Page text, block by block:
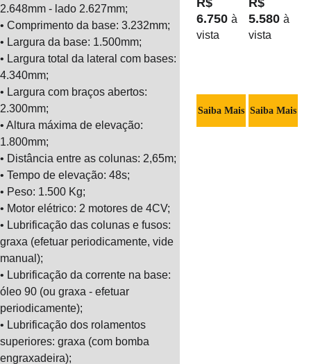
2.648mm - lado 2.627mm;
• Comprimento da base: 3.232mm;
• Largura da base: 1.500mm;
• Largura total da lateral com bases:
4.340mm;
• Largura com braços abertos:
2.300mm;
• Altura máxima de elevação:
1.800mm;
• Distância entre as colunas: 2,65m;
• Tempo de elevação: 48s;
• Peso: 1.500 Kg;
• Motor elétrico: 2 motores de 4CV;
• Lubrificação das colunas e fusos:
graxa (efetuar periodicamente, vide
manual);
• Lubrificação da corrente na base:
óleo 90 (ou graxa - efetuar
periodicamente);
• Lubrificação dos rolamentos
superiores: graxa (com bomba
engraxadeira);
R$
6.750 à
vista
Saiba Mais
R$
5.580 à
vista
Saiba Mais